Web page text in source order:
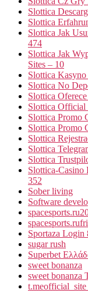
Slottica
Slottica
Slottica Jak
474
Slottica Jak
Sites – 10
Slottica
Slottica No
Slottica
Slottica Official
Slottica Promo
Slottica Promo
Slottica
Slottica
Slottica
Slottica-
352
Sober living
Software
Sportaza Login
sugar rush
Superbet
sweet bonanza
sweet bonanza